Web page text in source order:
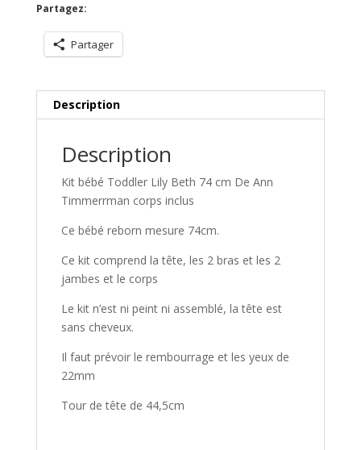
Partagez:
Partager
Description
Description
Kit bébé Toddler Lily Beth 74 cm De Ann
Timmerrman corps inclus
Ce bébé reborn mesure 74cm.
Ce kit comprend la tête, les 2 bras et les 2
jambes et le corps
Le kit n’est ni peint ni assemblé, la tête est
sans cheveux.
Il faut prévoir le rembourrage et les yeux de
22mm
Tour de tête de 44,5cm